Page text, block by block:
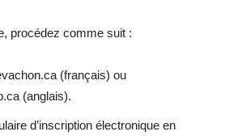
procédez comme suit :
(français) ou
(anglais).
d’inscription électronique en